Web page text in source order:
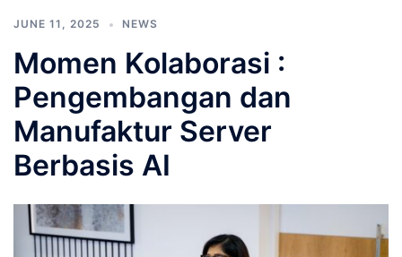
JUNE 11, 2025 NEWS
Momen Kolaborasi :
Pengembangan dan
Manufaktur Server
Berbasis AI